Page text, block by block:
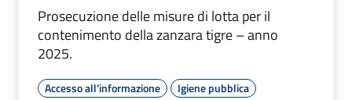
Prosecuzione delle misure di lotta per il
contenimento della zanzara tigre – anno
2025.
Accesso all'informazione Igiene pubblica